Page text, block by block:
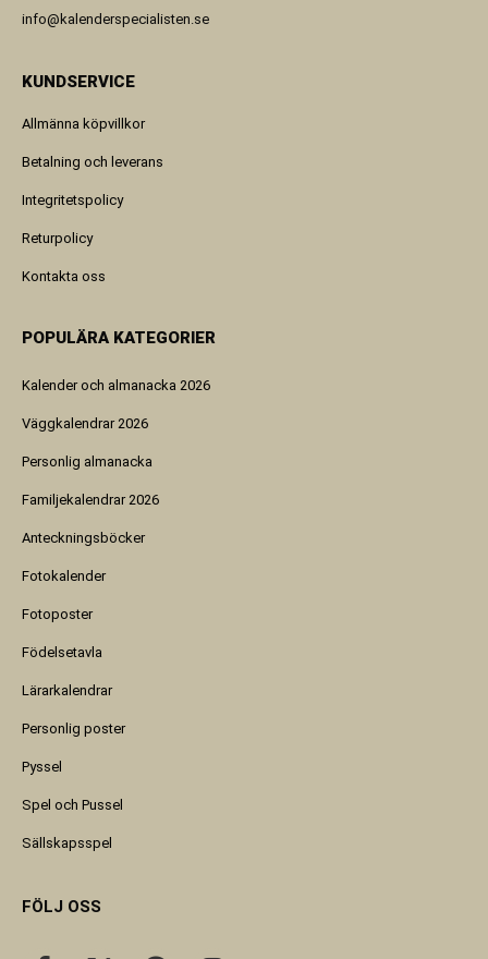
info@kalenderspecialisten.se
KUNDSERVICE
Allmänna köpvillkor
Betalning och leverans
Integritetspolicy
Returpolicy
Kontakta oss
POPULÄRA KATEGORIER
Kalender och almanacka 2026
Väggkalendrar 2026
Personlig almanacka
Familjekalendrar 2026
Anteckningsböcker
Fotokalender
Fotoposter
Födelsetavla
Lärarkalendrar
Personlig poster
Pyssel
Spel och Pussel
Sällskapsspel
FÖLJ OSS